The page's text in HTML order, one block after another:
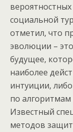
социальной
отметил, что
эволюции –
будущее,
наиболее
интуиции,
по
Известный
методов